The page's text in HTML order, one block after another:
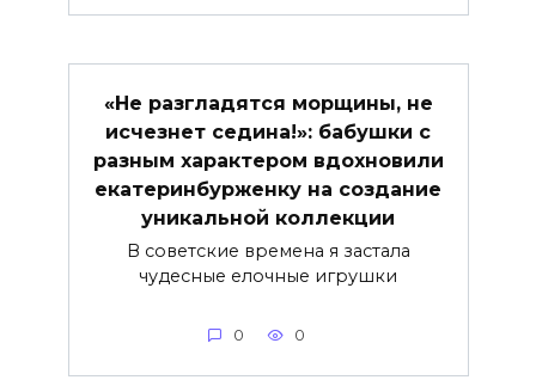
«Не разгладятся морщины, не
исчезнет седина!»: бабушки с
разным характером вдохновили
екатеринбурженку на создание
уникальной коллекции
В советские времена я застала
чудесные елочные игрушки
0 0